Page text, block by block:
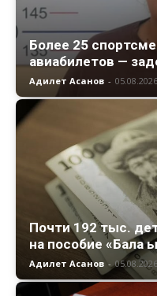
Более 25
авиабилетов —
Адилет Асанов -
Почти 192 тыс.
на пособие «Бала
Адилет Асанов -